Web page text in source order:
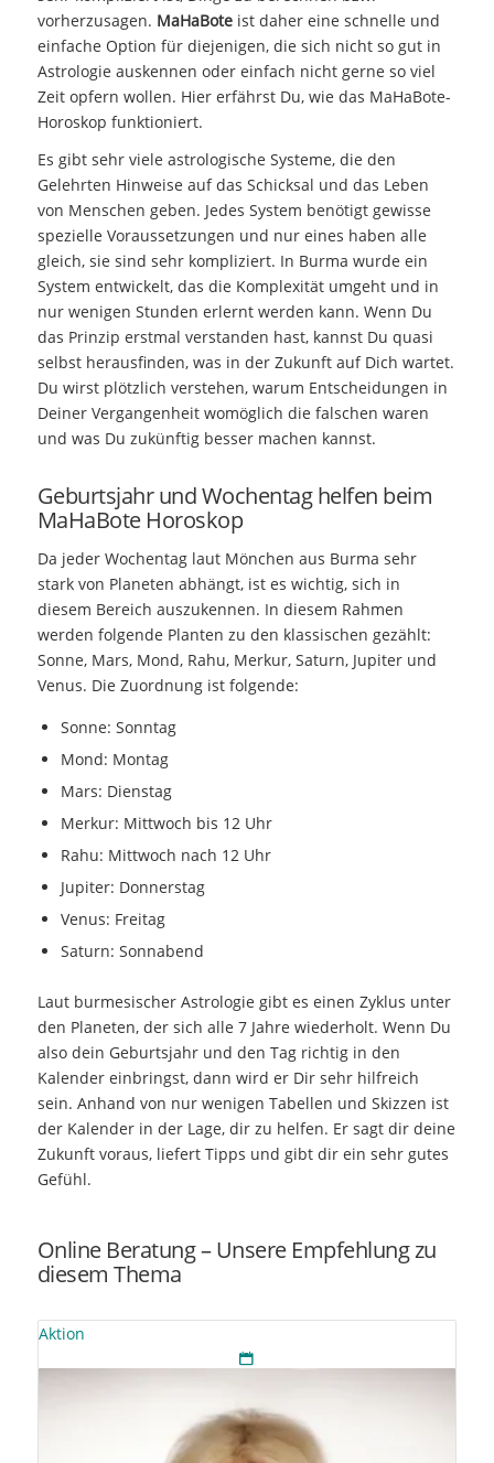
vorherzusagen. MaHaBoteist daher eine schnelle und
einfache Option für diejenigen, die sich nicht so gut in
Astrologie auskennen oder einfach nicht gerne so viel
Zeit opfern wollen. Hier erfährst Du, wie das MaHaBote-
Horoskop funktioniert.
Es gibt sehr viele astrologische Systeme, die den
Gelehrten Hinweise auf das Schicksal und das Leben
von Menschen geben. Jedes System benötigt gewisse
spezielle Voraussetzungen und nur eines haben alle
gleich, sie sind sehr kompliziert. In Burma wurde ein
System entwickelt, das die Komplexität umgeht und in
nur wenigen Stunden erlernt werden kann. Wenn Du
das Prinzip erstmal verstanden hast, kannst Du quasi
selbst herausfinden, was in der Zukunft auf Dich wartet.
Du wirst plötzlich verstehen, warum Entscheidungen in
Deiner Vergangenheit womöglich die falschen waren
und was Du zukünftig besser machen kannst.
Geburtsjahr und Wochentag helfen beim
MaHaBote Horoskop
Da jeder Wochentag laut Mönchen aus Burma sehr
stark von Planeten abhängt, ist es wichtig, sich in
diesem Bereich auszukennen. In diesem Rahmen
werden folgende Planten zu den klassischen gezählt:
Sonne, Mars, Mond, Rahu, Merkur, Saturn, Jupiter und
Venus. Die Zuordnung ist folgende:
Sonne: Sonntag
Mond: Montag
Mars: Dienstag
Merkur: Mittwoch bis 12 Uhr
Rahu: Mittwoch nach 12 Uhr
Jupiter: Donnerstag
Venus: Freitag
Saturn: Sonnabend
Laut burmesischer Astrologie gibt es einen Zyklus unter
den Planeten, der sich alle 7 Jahre wiederholt. Wenn Du
also dein Geburtsjahr und den Tag richtig in den
Kalender einbringst, dann wird er Dir sehr hilfreich
sein. Anhand von nur wenigen Tabellen und Skizzen ist
der Kalender in der Lage, dir zu helfen. Er sagt dir deine
Zukunft voraus, liefert Tipps und gibt dir ein sehr gutes
Gefühl.
Online Beratung – Unsere Empfehlung zu
diesem Thema
Aktion